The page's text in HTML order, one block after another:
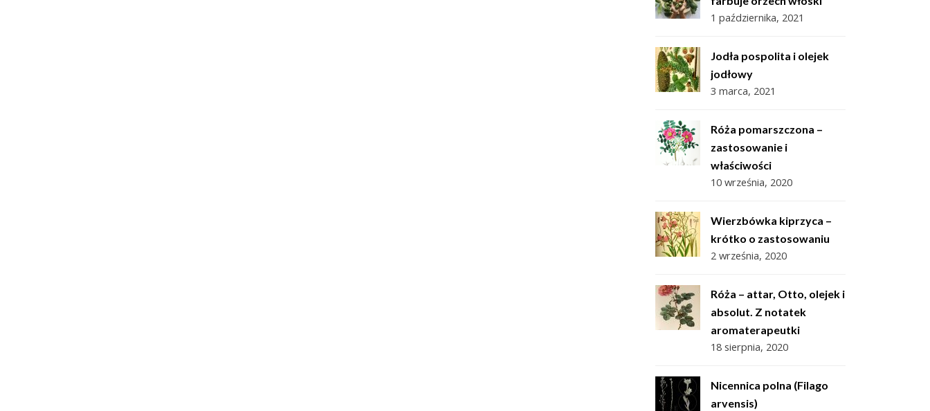
1 października, 2021
Jodła pospolita i olejek
jodłowy
3 marca, 2021
Róża pomarszczona –
zastosowanie i
właściwości
10 września, 2020
Wierzbówka kiprzyca –
krótko o zastosowaniu
2 września, 2020
Róża – attar, Otto, olejek i
absolut. Z notatek
aromaterapeutki
18 sierpnia, 2020
Nicennica polna (Filago
arvensis)